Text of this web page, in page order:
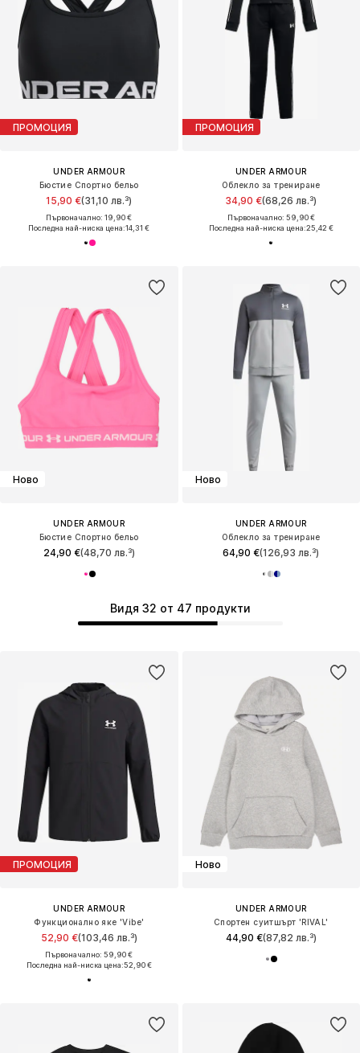
ПРОМОЦИЯ
UNDER ARMOUR
Бюстие Спортно бельо
15,90 €(31,10 лв.³)
Първоначално: 19,90 €
Последна най-ниска цена:14,31 €
ПРОМОЦИЯ
UNDER ARMOUR
Облекло за трениране
34,90 €(68,26 лв.³)
Първоначално: 59,90 €
Последна най-ниска цена:25,42 €
Ново
UNDER ARMOUR
Бюстие Спортно бельо
24,90 €(48,70 лв.³)
Ново
UNDER ARMOUR
Облекло за трениране
64,90 €(126,93 лв.³)
Видя 32 от 47 продукти
ПРОМОЦИЯ
UNDER ARMOUR
Функционално яке 'Vibe'
52,90 €(103,46 лв.³)
Първоначално: 59,90 €
Последна най-ниска цена:52,90 €
Ново
UNDER ARMOUR
Спортен суитшърт 'RIVAL'
44,90 €(87,82 лв.³)